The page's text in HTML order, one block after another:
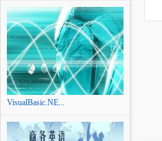
VisualBasic.NE...